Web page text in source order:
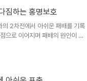
다고 강조했습니다. 전문가들의
럼 보였다며, 체력 소모가 극심한
짐하는 홍명보호
의 2차전에서 아쉬운 패배를 기록
으로 이어지며 패배의 원인이 되
에 그친 점이 아쉬움으로 남았습